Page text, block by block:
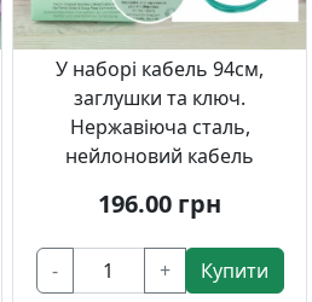
У наборі кабель 94см,
заглушки та ключ.
Нержавіюча сталь,
нейлоновий кабель
196.00 грн
- +
Купити